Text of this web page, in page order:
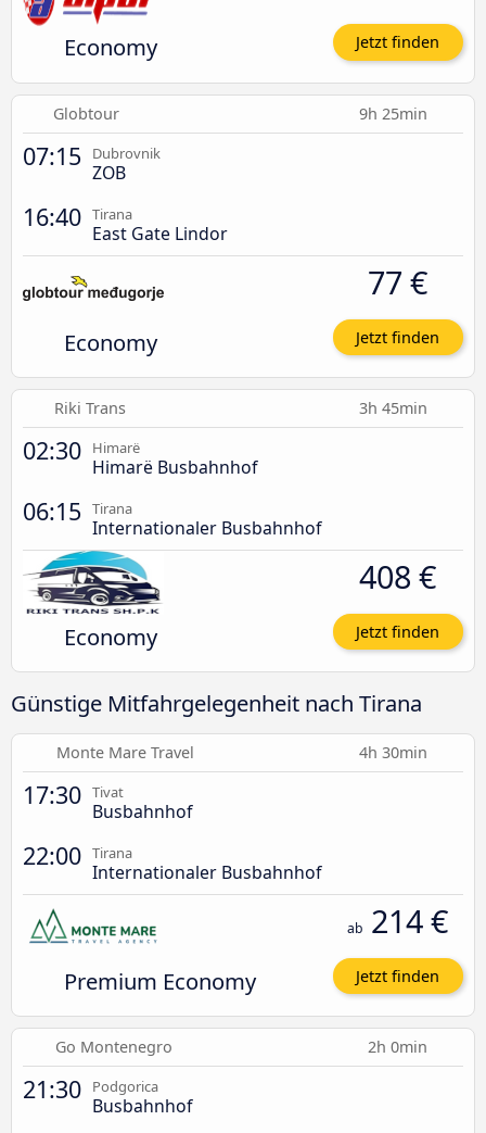
Economy Jetzt finden
Globtour 9h 25min
07:15 Dubrovnik
ZOB
16:40 Tirana
East Gate Lindor
Economy
77 €
Jetzt finden
Riki Trans 3h 45min
02:30 Himarë
Himarë Busbahnhof
06:15 Tirana
Internationaler Busbahnhof
Economy
408 €
Jetzt finden
Günstige Mitfahrgelegenheit nach Tirana
Monte Mare Travel 4h 30min
17:30 Tivat
Busbahnhof
22:00 Tirana
Internationaler Busbahnhof
Premium Economy
ab 214 €
Jetzt finden
Go Montenegro 2h 0min
21:30 Podgorica
Busbahnhof